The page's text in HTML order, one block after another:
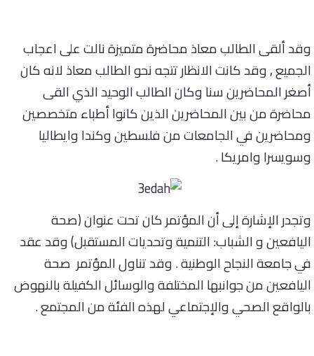
وقد ألقى الطالب معاذ محاضرة متميزة نالت على اعجاب
الجميع , وقد كانت الانظار تتجه نحو الطالب معاذ لانه كان
أصغر المحاضرين سنا وكان الطالب الوحيد الذي القى
محاضرة من بين المحاضرين الذين كانوا أطباء متخصصين
ومحاضرين في الجامعات من فلسطين وكندا وايطاليا
وسويسرا وامريكا .
وتجدر الإشارة إلى أن المؤتمر كان تحت عنوان (صحة
اليافعين و الشباب: التنمية وتحديات المستقبل) وقد عقد
في جامعة النجاح الوطنية . وقد تناول المؤتمر صحة
اليافعين من جوانبها المختلفة والوسائل الكفيلة بالنهوض
بالواقع الصحي والإجتماعي لهذه الفئة من المجتمع .